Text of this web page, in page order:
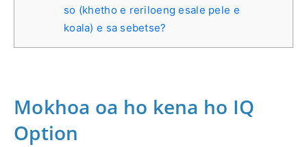
so (khetho e reriloeng esale pele e
koala) e sa sebetse?
Mokhoa oa ho kena ho IQ
Option